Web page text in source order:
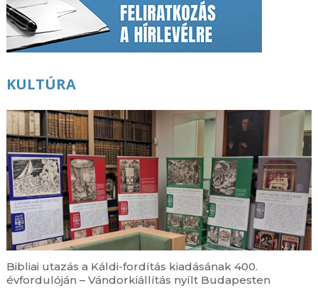
KULTÚRA
Bibliai utazás a Káldi-fordítás kiadásának 400.
évfordulóján – Vándorkiállítás nyílt Budapesten